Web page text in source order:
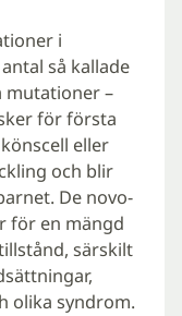
i
så kallade
mutationer –
för första
eller
och blir
De novo-
för en mängd
särskilt
olika syndrom.